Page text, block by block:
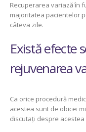
Recuperarea variază în
majoritatea pacientelor
câteva zile.
Există efecte
rejuvenarea
Ca orice procedură
acestea sunt de obicei
discutați despre acestea